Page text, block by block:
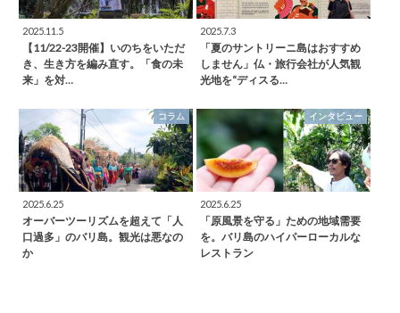
2025.11.5
【11/22-23開催】いのちをいただ
き、生き方を編み直す。「食の未
来」を対…
2025.7.3
「夏のサントリーニ島はおすすめ
しません」仏・旅行会社が人気観
光地を“ディスる…
コラム
2025.6.25
オーバーツーリズムを超えて「人
口過多」のバリ島。観光は悪なの
か
インタビュー
2025.6.25
「原風景を守る」ための地域需要
を。バリ島のハイパーローカルな
レストラン